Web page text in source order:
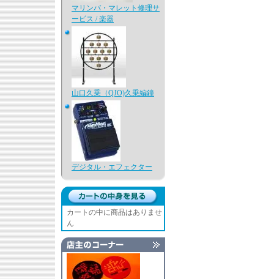
マリンバ・マレット修理サ
ービス / 楽器
山口久乗（QJO)久乗編鐘
デジタル・エフェクター
カートの中に商品はありませ
ん